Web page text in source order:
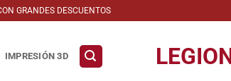
GRANDES DESCUENTOS
IMPRESIÓN 3D